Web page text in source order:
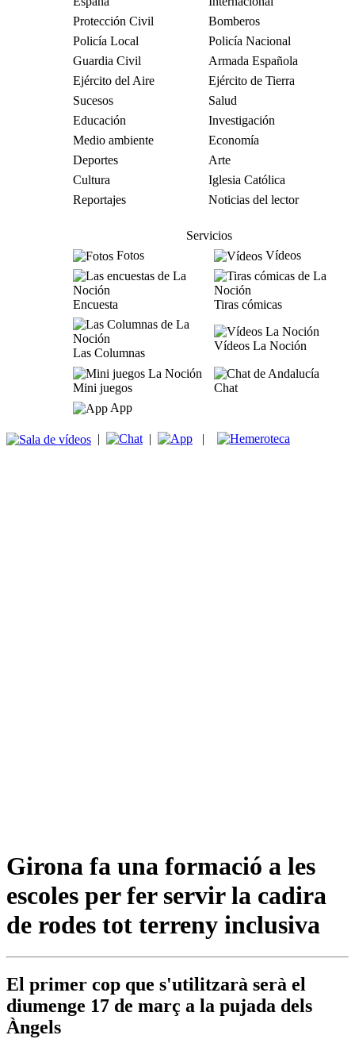
Protección Civil
Bomberos
Policía Local
Policía Nacional
Guardia Civil
Armada Española
Ejército del Aire
Ejército de Tierra
Sucesos
Salud
Educación
Investigación
Medio ambiente
Economía
Deportes
Arte
Cultura
Iglesia Católica
Reportajes
Noticias del lector
Servicios
Fotos
Vídeos
Encuesta Tiras cómicas
Las Columnas
Vídeos La Noción
Mini juegos
Chat
App
| | |
Girona fa una formació a les
escoles per fer servir la cadira
de rodes tot terreny inclusiva
El primer cop que s'utilitzarà serà el
diumenge 17 de març a la pujada dels
Àngels